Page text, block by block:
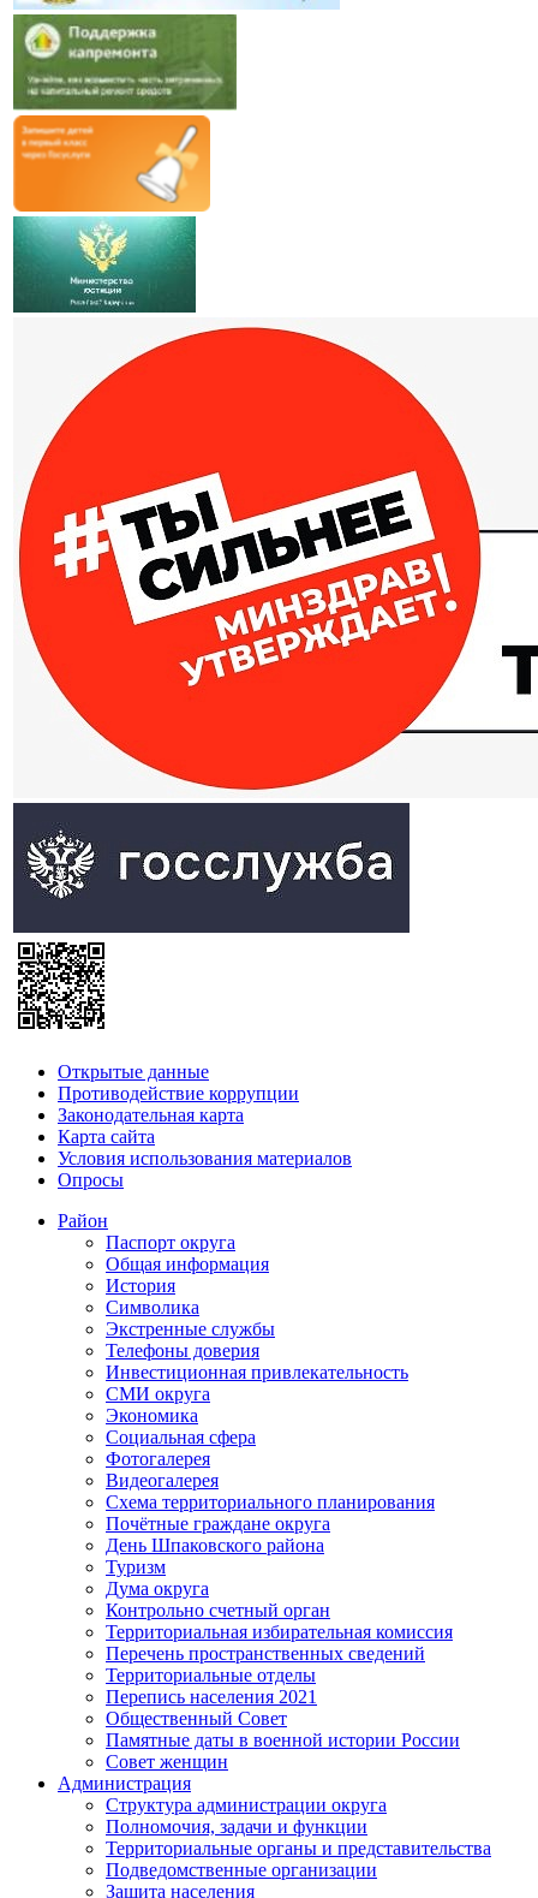
Открытые данные
Противодействие коррупции
Законодательная карта
Карта сайта
Условия использования материалов
Опросы
Район
Паспорт округа
Общая информация
История
Символика
Экстренные службы
Телефоны доверия
Инвестиционная привлекательность
СМИ округа
Экономика
Социальная сфера
Фотогалерея
Видеогалерея
Схема территориального планирования
Почётные граждане округа
День Шпаковского района
Туризм
Дума округа
Контрольно счетный орган
Территориальная избирательная комиссия
Перечень пространственных сведений
Территориальные отделы
Перепись населения 2021
Общественный Совет
Памятные даты в военной истории России
Совет женщин
Администрация
Структура администрации округа
Полномочия, задачи и функции
Территориальные органы и представительства
Подведомственные организации
Защита населения